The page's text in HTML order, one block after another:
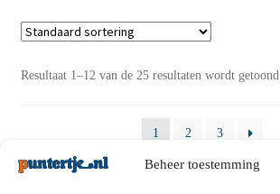
Beheer toestemming
Resultaat 1–12 van de 25 resultaten wordt getoond
1 2 3